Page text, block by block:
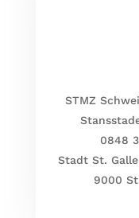
STMZ
0848
Stadt St.
9000